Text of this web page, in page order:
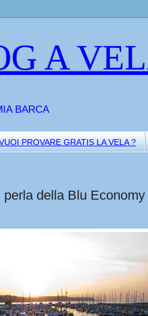
A
BARCA
PROVARE GRATIS LA VELA ?
della Blu Economy